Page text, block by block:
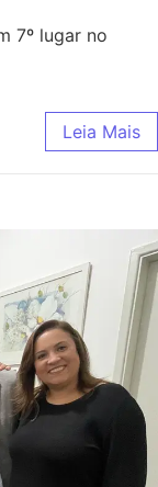
7º lugar no
Leia Mais